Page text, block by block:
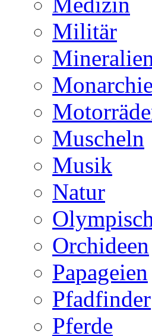
Militär
Monarchie
Muscheln
Musik
Natur
Orchideen
Papageien
Pfadfinder
Pferde